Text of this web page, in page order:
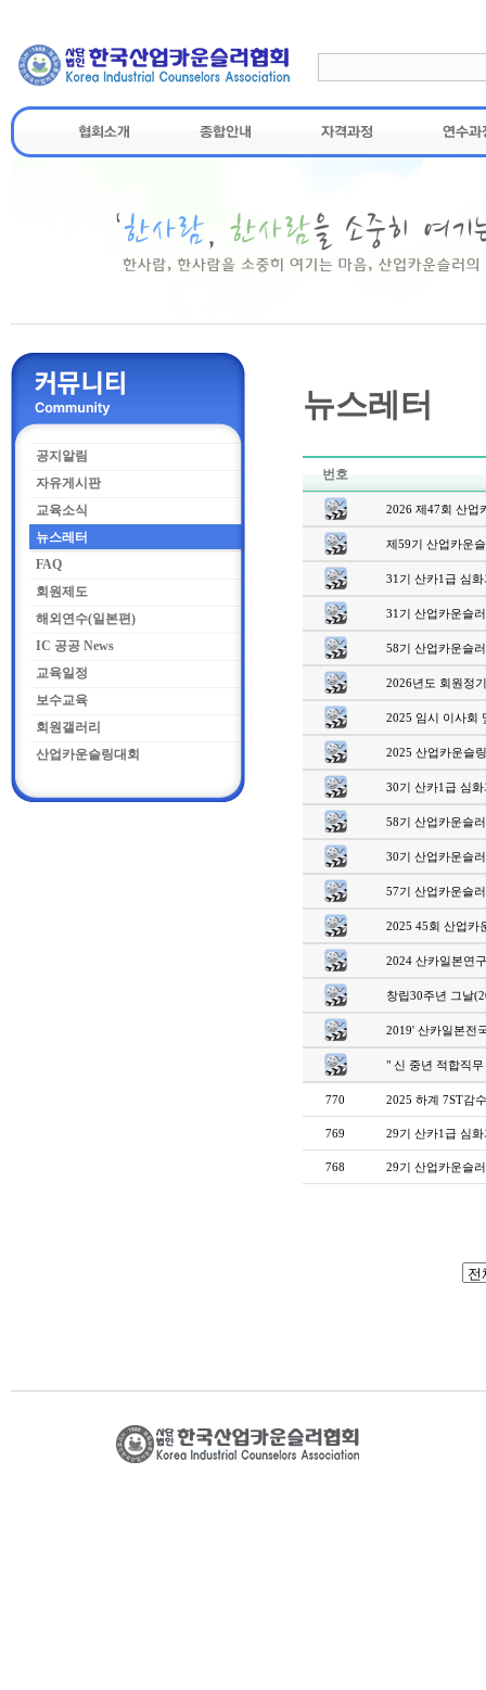
공지알림
자유게시판
교육소식
뉴스레터
FAQ
회원제도
해외연수(일본편)
IC 공공 News
교육일정
보수교육
회원갤러리
산업카운슬링대회
뉴스레터
번호
2026 제47회 산업
제59기 산업카운
31기 산카1급 심
31기 산업카운슬
58기 산업카운슬
2026년도 회원정
2025 임시 이사회
2025 산업카운슬
30기 산카1급 심
58기 산업카운슬
30기 산업카운슬
57기 산업카운슬
2025 45회 산업카
2024 산카일본연
창립30주년 그날
2019' 산카일본전
" 신 중년 적합직
770 2025 하계 7ST감
769 29기 산카1급 심
768 29기 산업카운슬